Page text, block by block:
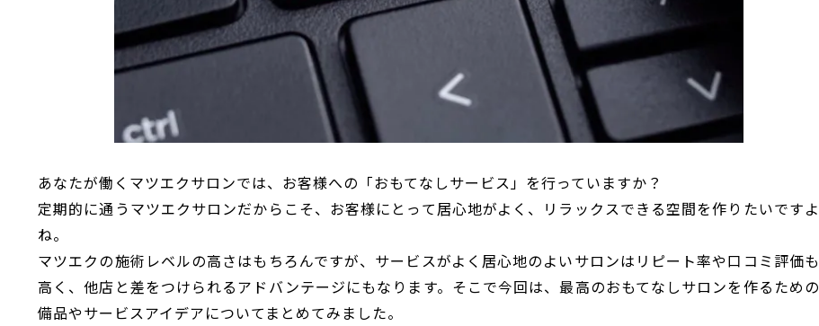
あなたが働くマツエクサロンでは、お客様への「おもてなしサービス」を行っていますか？
定期的に通うマツエクサロンだからこそ、お客様にとって居心地がよく、リラックスできる空間を作りたいですよ
ね。
マツエクの施術レベルの高さはもちろんですが、サービスがよく居心地のよいサロンはリピート率や口コミ評価も
高く、他店と差をつけられるアドバンテージにもなります。そこで今回は、最高のおもてなしサロンを作るための
備品やサービスアイデアについてまとめてみました。